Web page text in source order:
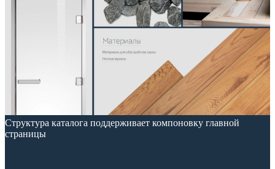
Структура каталога поддерживает компоновку главной
страницы